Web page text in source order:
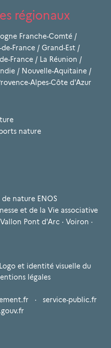
régionaux
Franche-Comté /
de-France / Grand-Est /
France / La Réunion /
/ Nouvelle-Aquitaine /
Alpes-Côte d'Azur
nature
de nature ENOS
et de la Vie associative
Pont d'Arc · Voiron ·
Logo et identité visuelle du
légales
· service-public.fr